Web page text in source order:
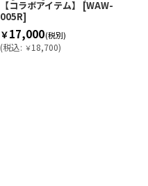
【コラボアイテム】
[WAW-
005R]
￥17,000(税別)
(税込: ￥18,700)